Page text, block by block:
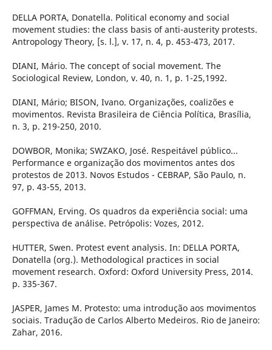
DELLA PORTA, Donatella. Political economy and social
movement studies: the class basis of anti-austerity protests.
Antropology Theory, [s. l.], v. 17, n. 4, p. 453-473, 2017.
DIANI, Mário. The concept of social movement. The
Sociological Review, London, v. 40, n. 1, p. 1-25,1992.
DIANI, Mário; BISON, Ivano. Organizações, coalizões e
movimentos. Revista Brasileira de Ciência Política, Brasília,
n. 3, p. 219-250, 2010.
DOWBOR, Monika; SWZAKO, José. Respeitável público...
Performance e organização dos movimentos antes dos
protestos de 2013. Novos Estudos - CEBRAP, São Paulo, n.
97, p. 43-55, 2013.
GOFFMAN, Erving. Os quadros da experiência social: uma
perspectiva de análise. Petrópolis: Vozes, 2012.
HUTTER, Swen. Protest event analysis. In: DELLA PORTA,
Donatella (org.). Methodological practices in social
movement research. Oxford: Oxford University Press, 2014.
p. 335-367.
JASPER, James M. Protesto: uma introdução aos movimentos
sociais. Tradução de Carlos Alberto Medeiros. Rio de Janeiro:
Zahar, 2016.